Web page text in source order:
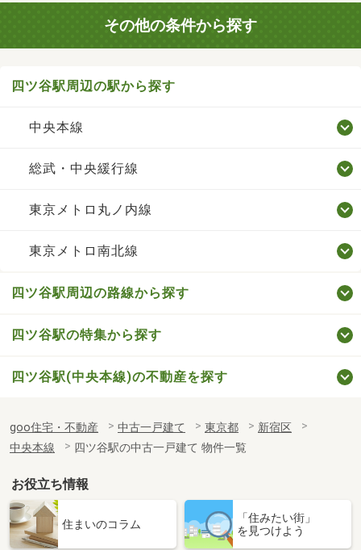
その他の条件から探す
四ツ谷駅周辺の駅から探す
中央本線
総武・中央緩行線
東京メトロ丸ノ内線
東京メトロ南北線
四ツ谷駅周辺の路線から探す
四ツ谷駅の特集から探す
四ツ谷駅(中央本線)の不動産を探す
goo住宅・不動産 中古一戸建て 東京都
新宿区
中央本線
四ツ谷駅の中古一戸建て 物件一覧
お役立ち情報
住まいのコラム
「住みたい街」
を見つけよう